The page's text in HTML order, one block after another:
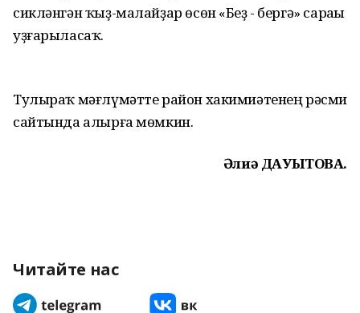
сикләнгән ҡыҙ-малайҙар өсөн «Беҙ - бергә» сараһы
уҙғарыласаҡ.
Тулыраҡ мәғлүмәтте район хакимиәтенең рәсми
сайтында алырға мөмкин.
Әлиә ДАУЫТОВА.
Читайте нас